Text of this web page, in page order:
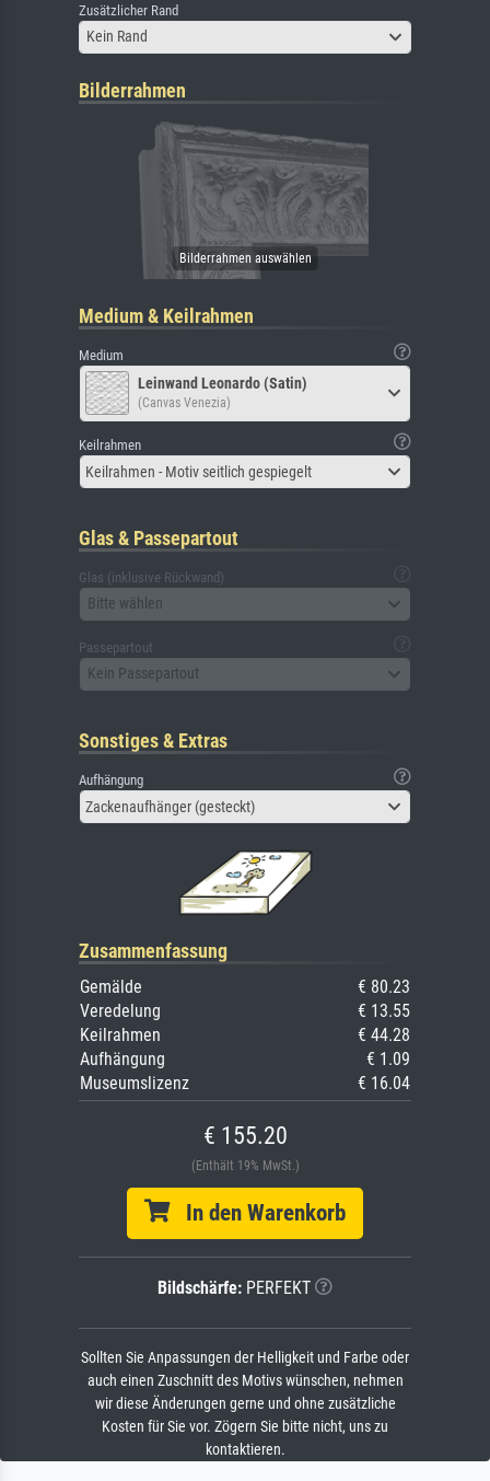
Zusätzlicher Rand
Kein Rand
Bilderrahmen
Medium & Keilrahmen
Medium
Leinwand Leonardo (Satin)
(Canvas Venezia)
Keilrahmen
Keilrahmen - Motiv seitlich gespiegelt
Glas & Passepartout
Glas (inklusive Rückwand)
Bitte wählen
Passepartout
Kein Passepartout
Sonstiges & Extras
Aufhängung
Zackenaufhänger (gesteckt)
Zusammenfassung
Gemälde
€ 80.23
Veredelung
€ 13.55
Keilrahmen
€ 44.28
Aufhängung
€ 1.09
Museumslizenz
€ 16.04
€ 155.20
(Enthält 19% MwSt.)
In den Warenkorb
Bildschärfe: PERFEKT
Sollten Sie Anpassungen der Helligkeit und Farbe oder
auch einen Zuschnitt des Motivs wünschen, nehmen
wir diese Änderungen gerne und ohne zusätzliche
Kosten für Sie vor. Zögern Sie bitte nicht, uns zu
kontaktieren.